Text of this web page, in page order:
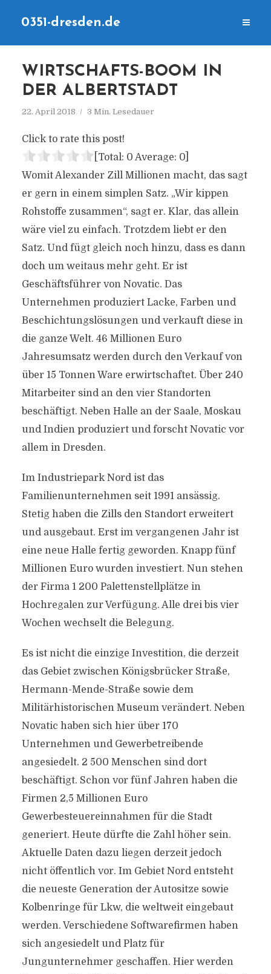
0351-dresden.de
WIRTSCHAFTS-BOOM IN
DER ALBERTSTADT
22. April 2018 3 Min. Lesedauer
Click to rate this post!
[Total: 0 Average: 0]
Womit Alexander Zill Millionen macht, das sagt
er gern in einem simplen Satz. „Wir kippen
Rohstoffe zusammen“, sagt er. Klar, das allein
wäre viel zu einfach. Trotzdem liebt er den
Satz. Und fügt gleich noch hinzu, dass es dann
doch um weitaus mehr geht. Er ist
Geschäftsführer von Novatic. Das
Unternehmen produziert Lacke, Farben und
Beschichtungslösungen und verkauft diese in
die ganze Welt. 46 Millionen Euro
Jahresumsatz werden durch den Verkauf von
über 15 Tonnen Ware erwirtschaftet. Über 240
Mitarbeiter sind an den vier Standorten
beschäftigt. Neben Halle an der Saale, Moskau
und Indien produziert und forscht Novatic vor
allem in Dresden.
Im Industriepark Nord ist das
Familienunternehmen seit 1991 ansässig.
Stetig haben die Zills den Standort erweitert
und ausgebaut. Erst im vergangenen Jahr ist
eine neue Halle fertig geworden. Knapp fünf
Millionen Euro wurden investiert. Nun stehen
der Firma 1 200 Palettenstellplätze in
Hochregalen zur Verfügung. Alle drei bis vier
Wochen wechselt die Belegung.
Es ist nicht die einzige Investition, die derzeit
das Gebiet zwischen Königsbrücker Straße,
Hermann-Mende-Straße sowie dem
Militärhistorischen Museum verändert. Neben
Novatic haben sich hier über 170
Unternehmen und Gewerbetreibende
angesiedelt. 2 500 Menschen sind dort
beschäftigt. Schon vor fünf Jahren haben die
Firmen 2,5 Millionen Euro
Gewerbesteuereinnahmen für die Stadt
generiert. Heute dürfte die Zahl höher sein.
Aktuelle Daten dazu liegen derzeit jedoch
nicht öffentlich vor. Im Gebiet Nord entsteht
die neueste Generation der Autositze sowie
Kolbenringe für Lkw, die weltweit eingebaut
werden. Verschiedene Softwarefirmen haben
sich angesiedelt und Platz für
Jungunternehmer geschaffen. Hier werden